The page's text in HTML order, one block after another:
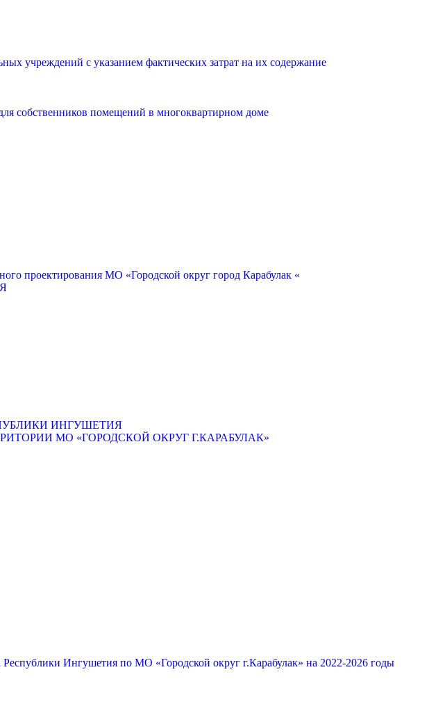
учреждений с указанием фактических затрат на их содержание
собственников помещений в многоквартирном доме
проектирования МО «Городской округ город Карабулак «
ИНГУШЕТИЯ
МО «ГОРОДСКОЙ ОКРУГ Г.КАРАБУЛАК»
Ингушетия по МО «Городской округ г.Карабулак» на 2022-2026 годы